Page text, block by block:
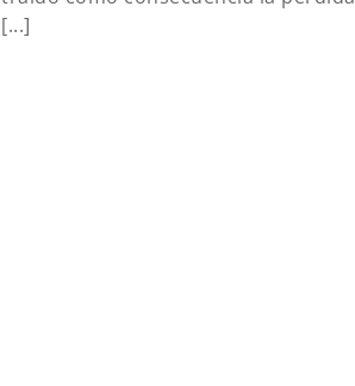
[...]